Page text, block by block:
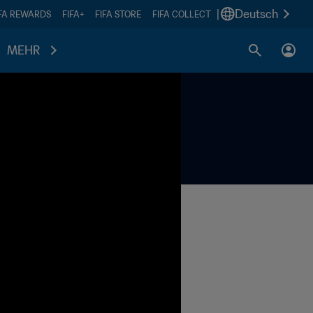
REWARDS FIFA+ FIFA STORE FIFA COLLECT Deutsch
MEHR